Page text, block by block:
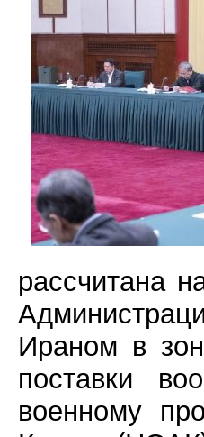
рассчитана
Ираном в
поставки
военному